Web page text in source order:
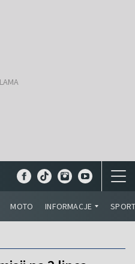
MOTO INFORMACJE